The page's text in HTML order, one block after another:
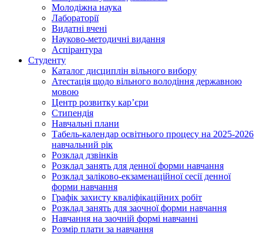
Молодіжна наука
Лабораторії
Видатні вчені
Науково-методичні видання
Аспірантура
Студенту
Каталог дисциплін вільного вибору
Атестація щодо вільного володіння державною
мовою
Центр розвитку кар’єри
Стипендія
Навчальні плани
Табель-календар освітнього процесу на 2025-2026
навчальний рік
Розклад дзвінків
Розклад занять для денної форми навчання
Розклад заліково-екзаменаційної сесії денної
форми навчання
Графік захисту кваліфікаційних робіт
Розклад занять для заочної форми навчання
Навчання на заочній формі навчанні
Розмір плати за навчання